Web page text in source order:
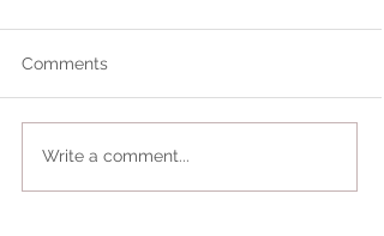
Comments
Write a comment...